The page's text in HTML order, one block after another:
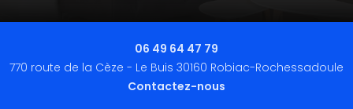
06 49 64 47 79
770 route de la Cèze - Le Buis 30160 Robiac-Rochessadoule
Contactez-nous